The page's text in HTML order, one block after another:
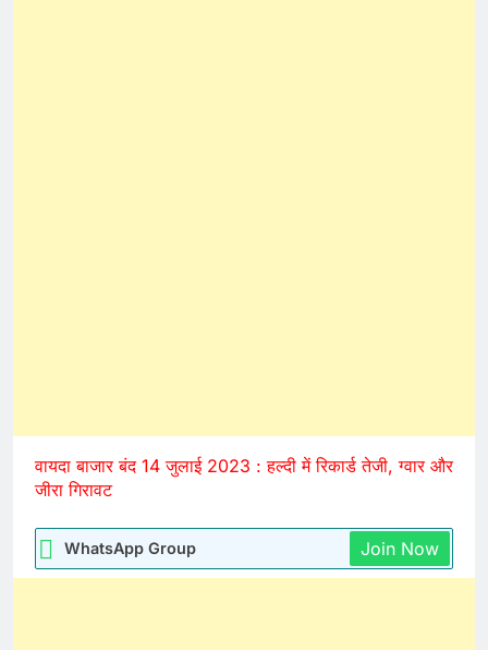
वायदा बाजार बंद 14 जुलाई 2023 : हल्दी में रिकार्ड तेजी, ग्वार और
जीरा गिरावट
WhatsApp Group Join Now